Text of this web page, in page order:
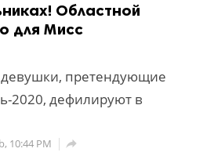
Областной
для Мисс
девушки, претендующие
2020, дефилируют в
10:44 PM 